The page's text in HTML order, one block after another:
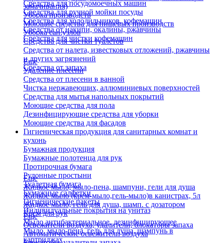
Средства для посудомоечных машин
Средства для ручной мойки посуды
Средства для холодильников, кофемашин
Средства от накипи, окалины, ржавчины
Средства для чистки кофемашин
замачивания)
Уборка производств
Моющие средства для пищевых производств
Уборка сан.узлов
Средства для чистки туалетов
Средства от налета, известковых отложений, ржавчины
и других загрязнений
Средства от запаха
Еще
Удаление плесени
Средства от плесени в ванной
Чистка нержавеющих, аллюминиевых поверхностей
Средства для мытья напольных покрытий
Моющие средства для пола
Дезинфицирующие средства для уборки
Моющие средства для фасадов
Гигиеническая продукция для санитарных комнат и
кухонь
Бумажная продукция
Бумажные полотенца для рук
Протирочная бумага
Рулонные простыни
Туалетная бумага
Бумажные салфетки
Гигиенические пакеты
Индивидуальные покрытия на унитаз
Еще
Жидкое мыло, мыло-пена, шампуни, гели для душа
Жидкое мыло (крем-мыло,гель-мыло)в канистрах, 5л
Жидкое мыло, гель для душа, шамп. с дозатором
Крем для рук
Мыло антибактериальное, дезинфицирующее
Мыло, мыло-пена, гель для душа, шампунь в
картриджах
Еще
Освежители воздуха, удалители, блокаторы запаха
Автоматические освежители воздуха